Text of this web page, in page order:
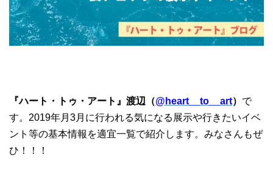
『ハート・トゥ・アート』渡辺（@heart__to__art） で
す。2019年月3月に行われる気になる展示や行きたいイベ
ント等の基本情報を適宜一覧で紹介します。みなさんもぜ
ひ！！！